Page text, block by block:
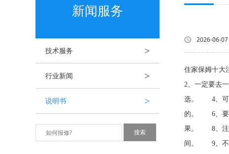
新闻服务
技术服务 >
行业新闻 >
说明书 >
2026-06-07
住家保姆十大
2、一定要去
选。 4、可以
的。 6、要
果。 8、注意
间。 9、不